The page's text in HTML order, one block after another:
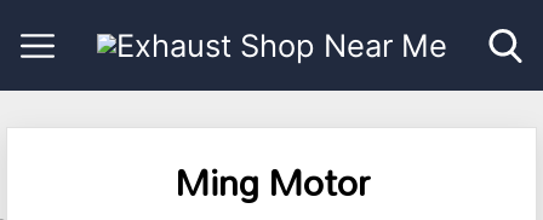
Ming Motor